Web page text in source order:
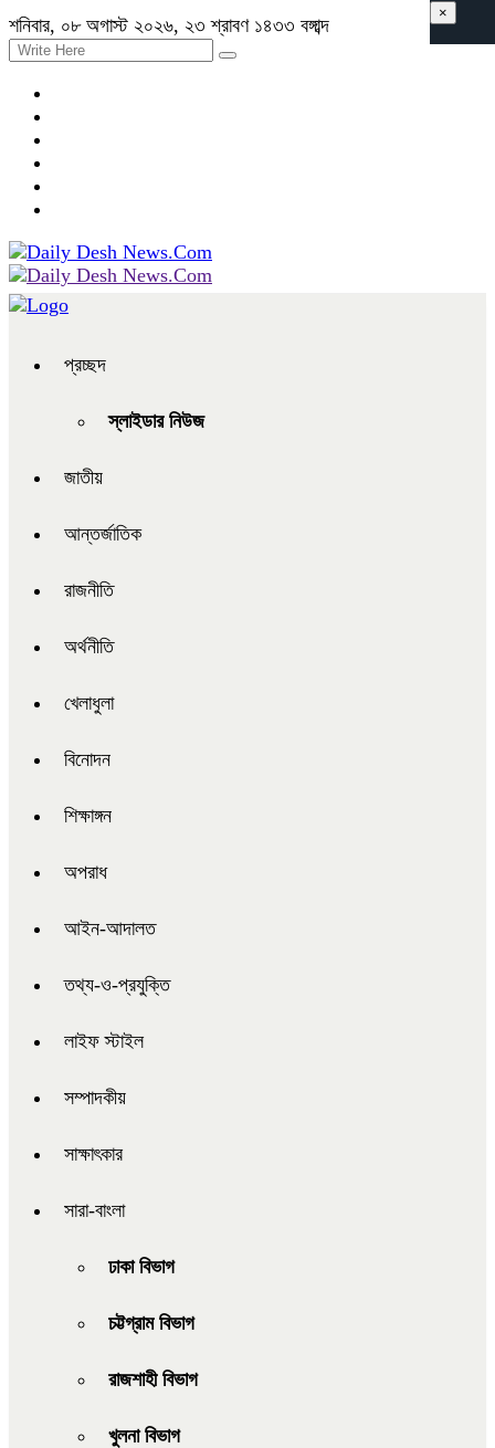
শনিবার, ০৮ অগাস্ট ২০২৬, ২৩ শ্রাবণ ১৪৩৩ বঙ্গাব্দ
প্রচ্ছদ
স্লাইডার নিউজ
জাতীয়
আন্তর্জাতিক
রাজনীতি
অর্থনীতি
খেলাধুলা
বিনোদন
শিক্ষাঙ্গন
অপরাধ
আইন-আদালত
তথ্য-ও-প্রযুক্তি
লাইফ স্টাইল
সম্পাদকীয়
সাক্ষাৎকার
সারা-বাংলা
ঢাকা বিভাগ
চট্টগ্রাম বিভাগ
রাজশাহী বিভাগ
খুলনা বিভাগ
×